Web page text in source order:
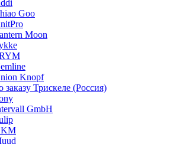
Goo
Moon
Knopf
заказу Трискеле (Россия)
GmbH